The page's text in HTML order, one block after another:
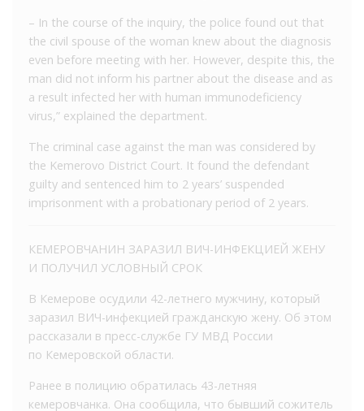
– In the course of the inquiry, the police found out that
the civil spouse of the woman knew about the diagnosis
even before meeting with her. However, despite this, the
man did not inform his partner about the disease and as
a result infected her with human immunodeficiency
virus,” explained the department.
The criminal case against the man was considered by
the Kemerovo District Court. It found the defendant
guilty and sentenced him to 2 years’ suspended
imprisonment with a probationary period of 2 years.
КЕМЕРОВЧАНИН ЗАРАЗИЛ ВИЧ-ИНФЕКЦИЕЙ ЖЕНУ
И ПОЛУЧИЛ УСЛОВНЫЙ СРОК
В Кемерове осудили 42-летнего мужчину, который
заразил ВИЧ-инфекцией гражданскую жену. Об этом
рассказали в пресс-службе ГУ МВД России
по Кемеровской области.
Ранее в полицию обратилась 43-летняя
кемеровчанка. Она сообщила, что бывший сожитель